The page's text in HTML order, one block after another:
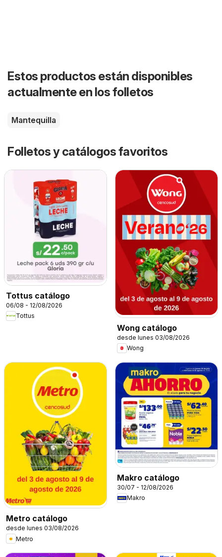
Estos productos están disponibles
actualmente en los folletos
Mantequilla
Folletos y catálogos favoritos
Tottus catálogo
06/08 - 12/08/2026
Tottus
Wong catálogo
desde lunes 03/08/2026
Wong
Metro catálogo
desde lunes 03/08/2026
Metro
Makro catálogo
30/07 - 12/08/2026
Makro